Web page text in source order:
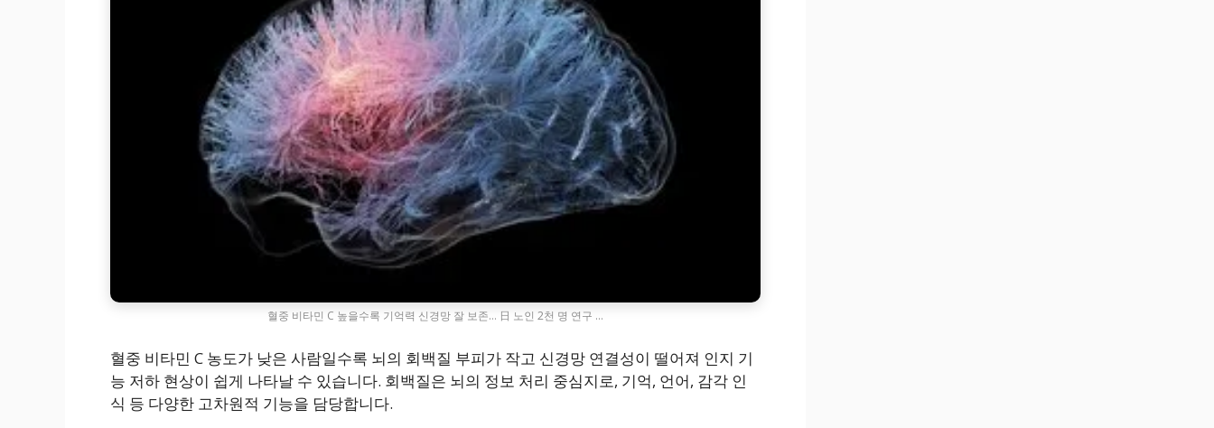
혈중 비타민 C 높을수록 기억력 신경망 잘 보존… 日 노인 2천 명 연구 …
혈중 비타민 C 농도가 낮은 사람일수록 뇌의 회백질 부피가 작고 신경망 연결성이 떨어져 인지 기
능 저하 현상이 쉽게 나타날 수 있습니다. 회백질은 뇌의 정보 처리 중심지로, 기억, 언어, 감각 인
식 등 다양한 고차원적 기능을 담당합니다.